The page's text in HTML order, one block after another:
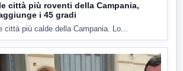
città più roventi della Campania,
i 45 gradi
città più calde della Campania. Lo...